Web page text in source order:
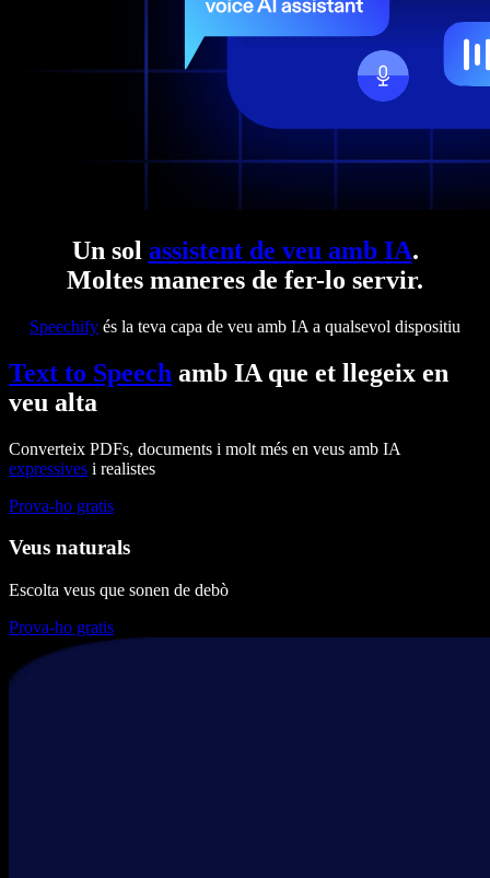
Un sol assistent de veu amb IA.
Moltes maneres de fer-lo servir.
Speechify és la teva capa de veu amb IA a qualsevol dispositiu
Text to Speech amb IA que et llegeix en
veu alta
Converteix PDFs, documents i molt més en veus amb IA
expressives i realistes
Prova-ho gratis
Veus naturals
Escolta veus que sonen de debò
Prova-ho gratis